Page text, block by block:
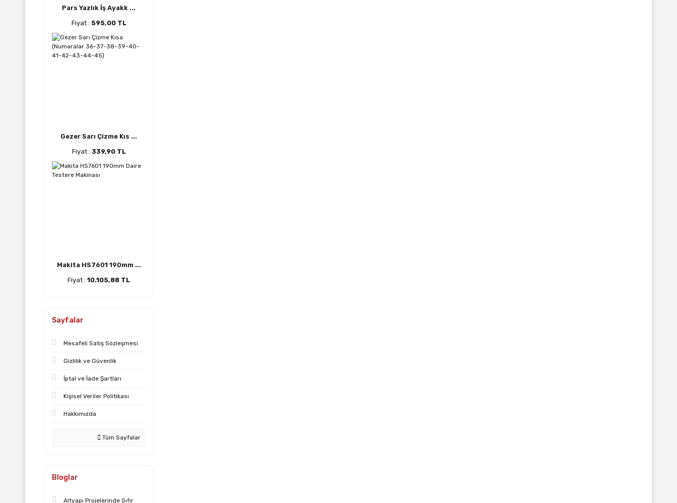
Pars Yazlık İş Ayakk ...
Fiyat : 595,00 TL
Gezer Sarı Çizme Kıs ...
Fiyat : 339,90 TL
Makita HS7601 190mm ...
Fiyat : 10.105,88 TL
Sayfalar
Mesafeli Satış Sözleşmesi
Gizlilik ve Güvenlik
İptal ve İade Şartları
Kişisel Veriler Politikası
Hakkımızda
Tüm Sayfalar
Bloglar
Altyapı Projelerinde Sıfır